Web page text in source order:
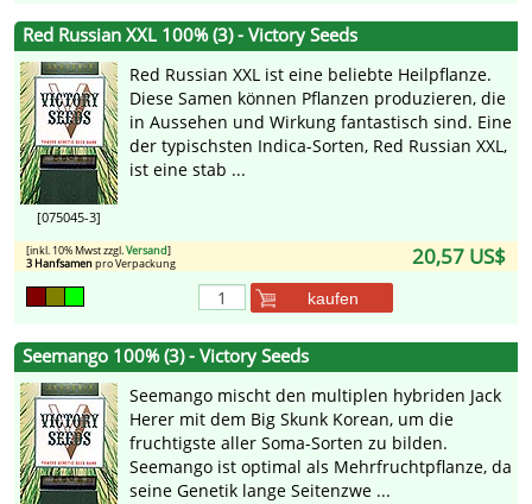
Red Russian XXL 100% (3) - Victory Seeds
[075045-3]
Red Russian XXL ist eine beliebte Heilpflanze.
Diese Samen können Pflanzen produzieren, die
in Aussehen und Wirkung fantastisch sind. Eine
der typischsten Indica-Sorten, Red Russian XXL,
ist eine stab ...
20,57 US$
[inkl. 10% Mwst zzgl.Versand]
3 Hanfsamenpro Verpackung
kaufen
Seemango 100% (3) - Victory Seeds
Seemango mischt den multiplen hybriden Jack
Herer mit dem Big Skunk Korean, um die
fruchtigste aller Soma-Sorten zu bilden.
Seemango ist optimal als Mehrfruchtpflanze, da
seine Genetik lange Seitenzwe ...